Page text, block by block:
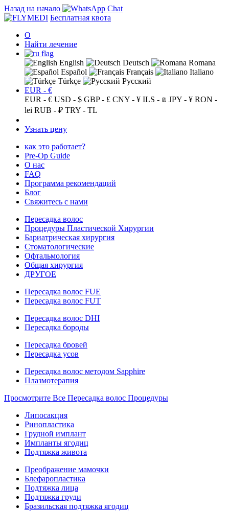
Назад на начало
Бесплатная квота
О
Найти лечение
English Deutsch
Romana
Español
Français
Italiano
Türkçe
Русский
EUR - €
EUR - € USD - $ GBP - £ CNY - ¥ ILS - ₪ JPY - ¥ RON -
lei RUB - ₽ TRY - TL
Узнать цену
как это работает?
Pre-Op Guide
О нас
FAQ
Программа рекомендаций
Блог
Свяжитесь с нами
Пересадка волос
Процедуры Пластической Хирургии
Бариатрическая хирургия
Стоматологические
Офтальмология
Общая хирургия
ДРУГОЕ
Пересадка волос FUE
Пересадка волос FUT
Пересадка волос DHI
Пересадка бороды
Пересадка бровей
Пересадка усов
Пересадка волос методом Sapphire
Плазмотерапия
Просмотрите Все Пересадка волос Процедуры
Липосакция
Ринопластика
Грудной имплант
Импланты ягодиц
Подтяжка живота
Преображение мамочки
Блефаропластика
Подтяжка лица
Подтяжка груди
Бразильская подтяжка ягодиц